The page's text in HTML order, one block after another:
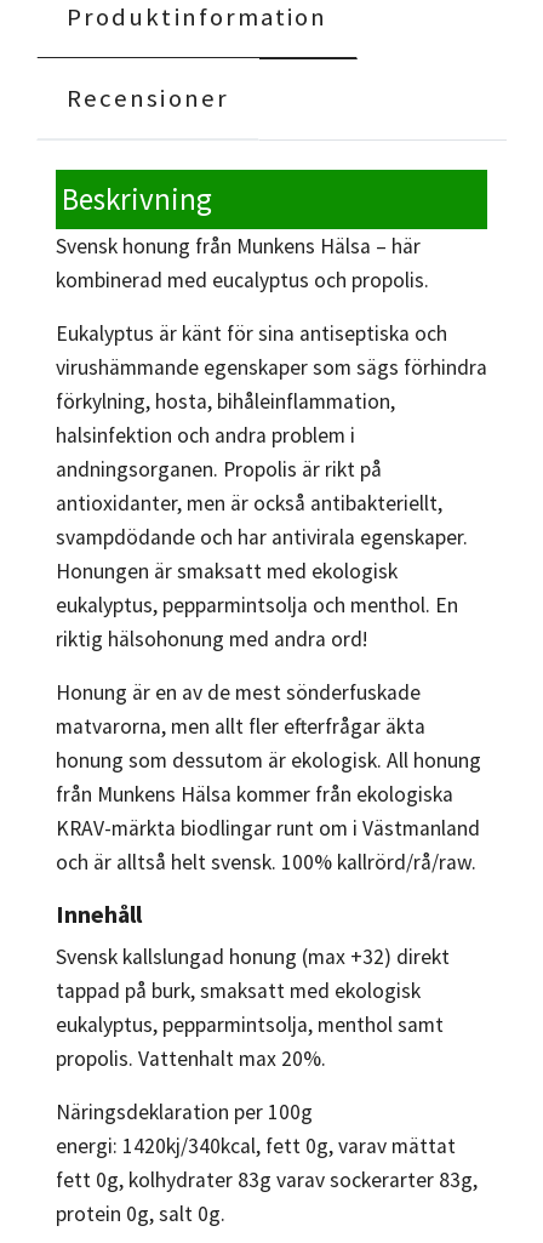
Produktinformation
Recensioner
Beskrivning
Svensk honung från Munkens Hälsa – här
kombinerad med eucalyptus och propolis.
Eukalyptus är känt för sina antiseptiska och
virushämmande egenskaper som sägs förhindra
förkylning, hosta, bihåleinflammation,
halsinfektion och andra problem i
andningsorganen. Propolis är rikt på
antioxidanter, men är också antibakteriellt,
svampdödande och har antivirala egenskaper.
Honungen är smaksatt med ekologisk
eukalyptus, pepparmintsolja och menthol. En
riktig hälsohonung med andra ord!
Honung är en av de mest sönderfuskade
matvarorna, men allt fler efterfrågar äkta
honung som dessutom är ekologisk. All honung
från Munkens Hälsa kommer från ekologiska
KRAV-märkta biodlingar runt om i Västmanland
och är alltså helt svensk. 100% kallrörd/rå/raw.
Innehåll
Svensk kallslungad honung (max +32) direkt
tappad på burk, smaksatt med ekologisk
eukalyptus, pepparmintsolja, menthol samt
propolis. Vattenhalt max 20%.
Näringsdeklaration per 100g
energi: 1420kj/340kcal, fett 0g, varav mättat
fett 0g, kolhydrater 83g varav sockerarter 83g,
protein 0g, salt 0g.